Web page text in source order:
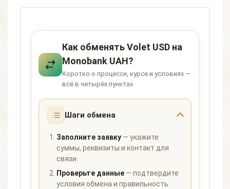
Как обменять Volet USD на
Monobank UAH?
Коротко о процессе, курсе и условиях —
всё в четырёх пунктах
Шаги обмена
Заполните заявку — укажите
суммы, реквизиты и контакт для
связи.
Проверьте данные — подтвердите
условия обмена и правильность